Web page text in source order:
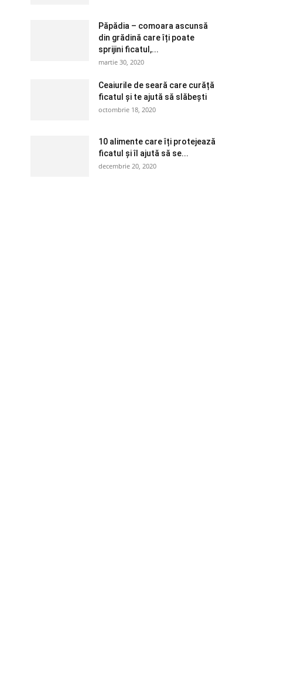
Păpădia – comoara ascunsă
din grădină care îți poate
sprijini ficatul,...
martie 30, 2020
Ceaiurile de seară care curăță
ficatul și te ajută să slăbești
octombrie 18, 2020
10 alimente care îți protejează
ficatul și îl ajută să se...
decembrie 20, 2020